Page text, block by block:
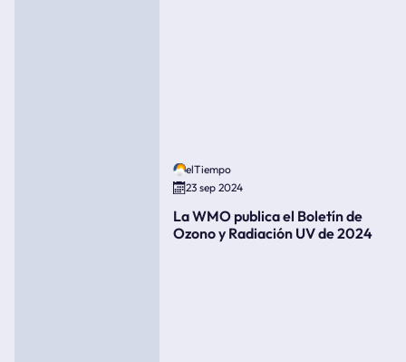
elTiempo
23 sep 2024
La WMO publica el Boletín de
Ozono y Radiación UV de 2024